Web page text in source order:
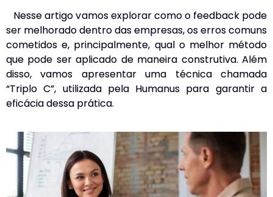
Nesse artigo vamos explorar como o feedback pode
ser melhorado dentro das empresas, os erros comuns
cometidos e, principalmente, qual o melhor método
que pode ser aplicado de maneira construtiva. Além
disso, vamos apresentar uma técnica chamada
“Triplo C”, utilizada pela Humanus para garantir a
eficácia dessa prática.